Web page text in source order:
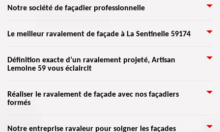
Notre société de façadier professionnelle
Si vous recherchez une entreprise crédible qui prend en charge les travaux
indispensables pour votre façade. Qu’il faut faire une peinture de façade,
prendre un rendez-vous pour qu’on puise discuter sans difficulté de votre
projet de façade, nous sommes toujours disponibles.
Le meilleur ravalement de façade à La Sentinelle 59174
Une raison de penser à l'entretien des façades est de permettre de vérifier
l'état de votre bâtiment. Il faut en effet s’occuper de la rénovation de vos
La façade est le plus grand champ de la structure de toute maison et
construction. Notre entreprise Artisan Lemoine 59 ne veut que votre
Définition exacte d’un ravalement projeté, Artisan
Lemoine 59 vous éclaircit
C’est en fait l’utilisation d’un enduit projeté sur une façade à peindre.
C’est une matière à appliquer avec un appareil spécifique. Elle va être
murs, façades et plafond à envelopper de peinture avant enduit. Avec un
Réaliser le ravalement de façade avec nos façadiers
formés
Grâce à l’aide de nos artisans qualifiés dans ce domaine, nous pouvons
Notre entreprise ravaleur pour soigner les façades